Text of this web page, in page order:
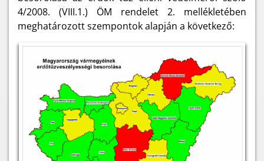
4/2008. (VIII.1.) ÖM rendelet 2. mellékletében
meghatározott szempontok alapján a következő: